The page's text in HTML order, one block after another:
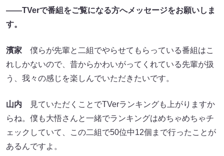
――TVerで番組をご覧になる方へメッセージをお願いしま
す。
濱家 僕らが先輩と二組でやらせてもらっている番組はこ
れしかないので、昔からかわいがってくれている先輩が扱
う、我々の感じを楽しんでいただきたいです。
山内 見ていただくことでTVerランキングも上がりますか
らね。僕も大悟さんと一緒でランキングはめちゃめちゃチ
ェックしていて、この二組で50位中12個まで行ったことが
あるんですよ。